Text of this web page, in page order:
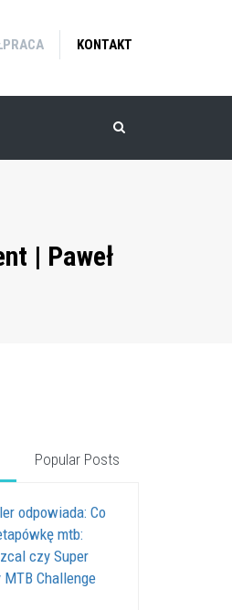
KONTAKT
| Paweł
Popular Posts
odpowiada: Co
mtb:
czy Super
MTB Challenge